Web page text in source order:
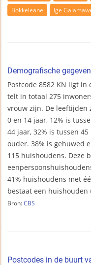
Bokkeleane
Ige
Demografische
Postcode 8582 KN ligt in
telt in totaal 275
vrouw zijn. De leeftijden
0 en 14 jaar, 12% is
44 jaar, 32% is tussen
ouder. 38% is gehuwed
115 huishoudens. Deze
41% huishoudens met
bestaat een huishouden
Bron: CBS
Postcodes in de buurt